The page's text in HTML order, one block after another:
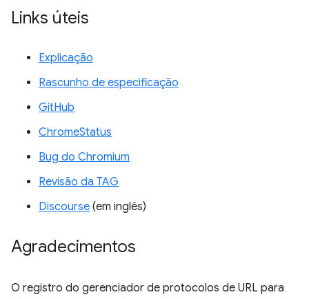
Links úteis
Explicação
Rascunho de especificação
GitHub
ChromeStatus
Bug do Chromium
Revisão da TAG
Discourse (em inglês)
Agradecimentos
O registro do gerenciador de protocolos de URL para